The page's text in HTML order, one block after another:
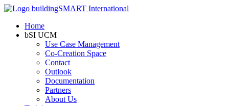
Home
bSI UCM
Use Case Management
Co-Creation Space
Contact
Outlook
Documentation
Partners
About Us